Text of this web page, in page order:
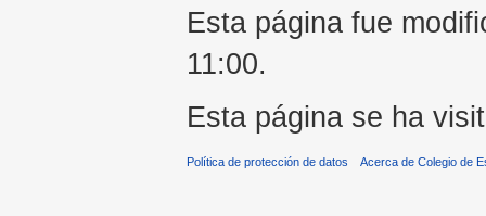
Esta página fue
11:00.
Esta página se ha
Política de protección de datos Acerca de Colegio de